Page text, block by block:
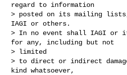
regard to information
> posted on its mailing lists,
IAGI or others.
> In no event shall IAGI or
for any, including but not
> limited
> to direct or indirect
kind whatsoever,